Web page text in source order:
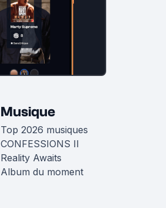
Musique
Top 2026 musiques
CONFESSIONS II
Reality Awaits
Album du moment